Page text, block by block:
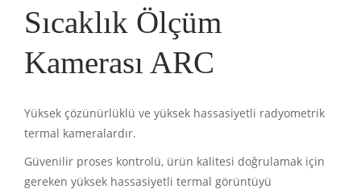
Sıcaklık Ölçüm
Kamerası ARC
Yüksek çözünürlüklü ve yüksek hassasiyetli radyometrik
termal kameralardır.
Güvenilir proses kontrolü, ürün kalitesi doğrulamak için
gereken yüksek hassasiyetli termal görüntüyü